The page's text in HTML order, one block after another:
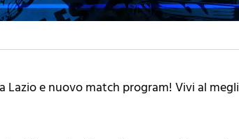
Lazio e nuovo match program! Vivi al